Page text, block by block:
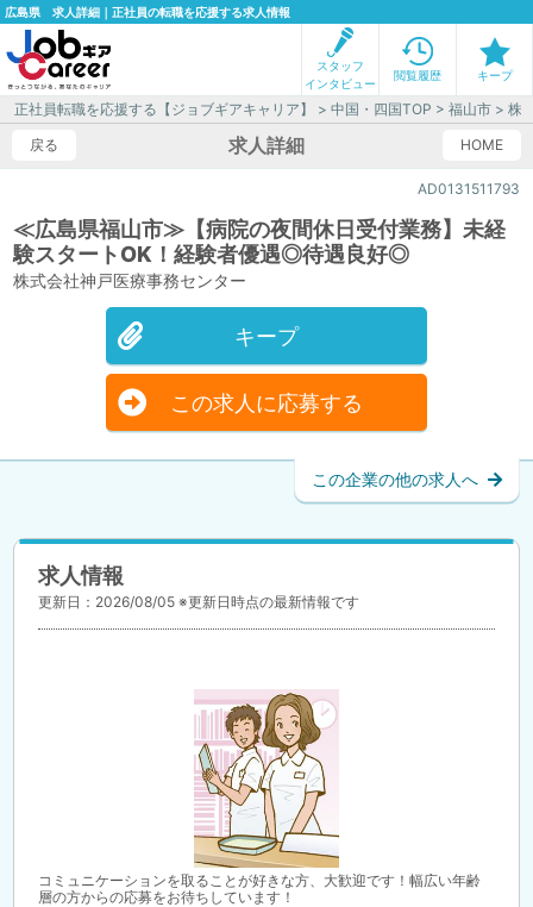
広島県 求人詳細｜正社員の転職を応援する求人情報
スタッフ
インタビュー
閲覧履歴 キープ
正社員転職を応援する【ジョブギアキャリア】 >中国・四国TOP >福山市 > 株
戻る
HOME
求人詳細
AD0131511793
≪広島県福山市≫【病院の夜間休日受付業務】未経
験スタートOK！経験者優遇◎待遇良好◎
株式会社神戸医療事務センター
キープ
この求人に応募する
この企業の他の求人へ
求人情報
更新日：2026/08/05 ※更新日時点の最新情報です
コミュニケーションを取ることが好きな方、大歓迎です！幅広い年齢
層の方からの応募をお待ちしています！